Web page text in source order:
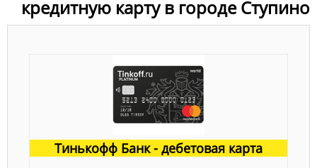
кредитную карту в городе Ступино
Тинькофф Банк - дебетовая карта